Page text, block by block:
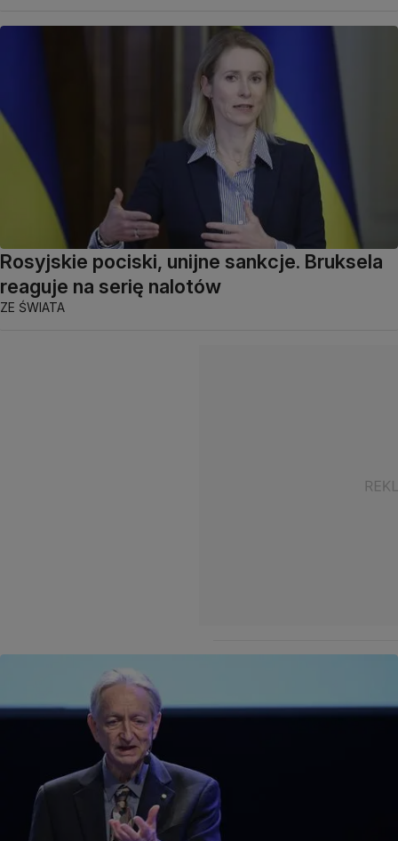
Rosyjskie pociski, unijne sankcje. Bruksela
reaguje na serię nalotów
ZE ŚWIATA